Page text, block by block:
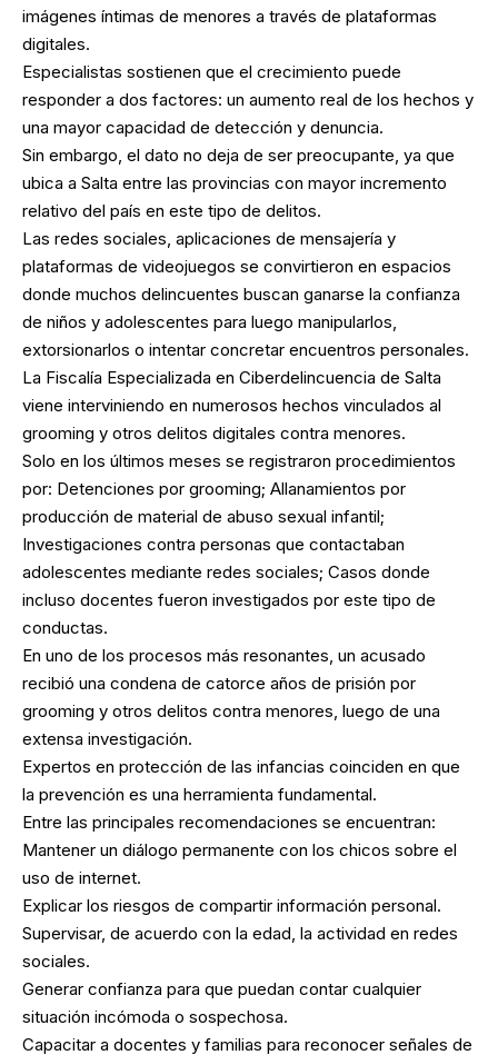
imágenes íntimas de menores a través de plataformas
digitales.
Especialistas sostienen que el crecimiento puede
responder a dos factores: un aumento real de los hechos y
una mayor capacidad de detección y denuncia.
Sin embargo, el dato no deja de ser preocupante, ya que
ubica a Salta entre las provincias con mayor incremento
relativo del país en este tipo de delitos.
Las redes sociales, aplicaciones de mensajería y
plataformas de videojuegos se convirtieron en espacios
donde muchos delincuentes buscan ganarse la confianza
de niños y adolescentes para luego manipularlos,
extorsionarlos o intentar concretar encuentros personales.
La Fiscalía Especializada en Ciberdelincuencia de Salta
viene interviniendo en numerosos hechos vinculados al
grooming y otros delitos digitales contra menores.
Solo en los últimos meses se registraron procedimientos
por: Detenciones por grooming; Allanamientos por
producción de material de abuso sexual infantil;
Investigaciones contra personas que contactaban
adolescentes mediante redes sociales; Casos donde
incluso docentes fueron investigados por este tipo de
conductas.
En uno de los procesos más resonantes, un acusado
recibió una condena de catorce años de prisión por
grooming y otros delitos contra menores, luego de una
extensa investigación.
Expertos en protección de las infancias coinciden en que
la prevención es una herramienta fundamental.
Entre las principales recomendaciones se encuentran:
Mantener un diálogo permanente con los chicos sobre el
uso de internet.
Explicar los riesgos de compartir información personal.
Supervisar, de acuerdo con la edad, la actividad en redes
sociales.
Generar confianza para que puedan contar cualquier
situación incómoda o sospechosa.
Capacitar a docentes y familias para reconocer señales de